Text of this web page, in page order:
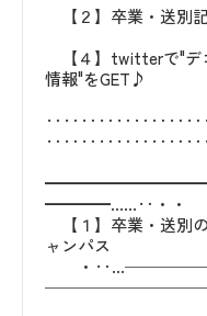
【２】卒業・送別
【４】twitterで"デ
情報"をGET♪
━━━━……‥・・
【１】卒業・送別
ャンパス
・